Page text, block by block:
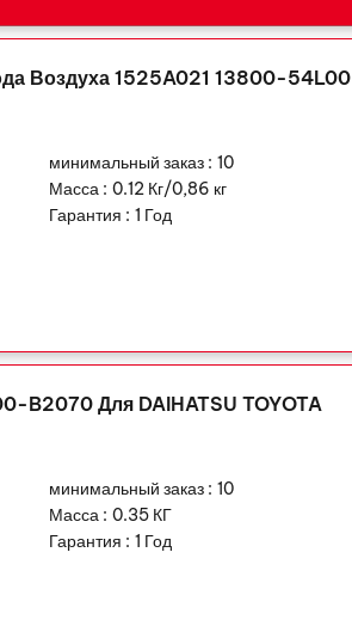
Воздуха 1525A021 13800-54L00
минимальный заказ : 10
Масса : 0.12 Кг/0,86 кг
Гарантия : 1 Год
B2070 Для DAIHATSU TOYOTA
минимальный заказ : 10
Масса : 0.35 КГ
Гарантия : 1 Год